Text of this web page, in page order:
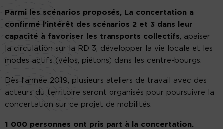
Parmi les scénarios proposés, La concertation a
confirmé l’intérêt des scénarios 2 et 3 dans leur
capacité à favoriser les transports collectifs , apaiser
la circulation sur la RD 3, développer la vie locale et les
modes actifs (vélos, piétons) dans les centre-bourgs.
Dès l’année 2019, plusieurs ateliers de travail avec des
acteurs du territoire seront organisés pour poursuivre la
concertation sur ce projet de mobilités.
1 000 personnes ont pris part à la concertation.